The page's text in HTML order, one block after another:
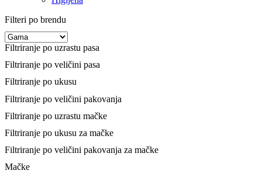
Filteri po brendu
Filtriranje po uzrastu pasa
Filtriranje po veličini pasa
Filtriranje po ukusu
Filtriranje po veličini pakovanja
Filtriranje po uzrastu mačke
Filtriranje po ukusu za mačke
Filtriranje po veličini pakovanja za mačke
Mačke